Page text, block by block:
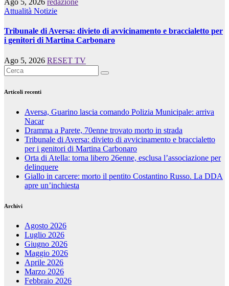
Ago 5, 2026 redazione
Attualità Notizie
Tribunale di Aversa: divieto di avvicinamento e braccialetto per
i genitori di Martina Carbonaro
Ago 5, 2026 RESET TV
Articoli recenti
Aversa, Guarino lascia comando Polizia Municipale: arriva
Nacar
Dramma a Parete, 70enne trovato morto in strada
Tribunale di Aversa: divieto di avvicinamento e braccialetto
per i genitori di Martina Carbonaro
Orta di Atella: torna libero 26enne, esclusa l’associazione per
delinquere
Giallo in carcere: morto il pentito Costantino Russo. La DDA
apre un’inchiesta
Archivi
Agosto 2026
Luglio 2026
Giugno 2026
Maggio 2026
Aprile 2026
Marzo 2026
Febbraio 2026